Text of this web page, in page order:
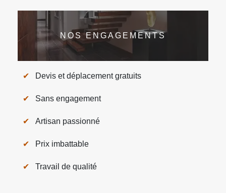
NOS ENGAGEMENTS
Devis et déplacement gratuits
Sans engagement
Artisan passionné
Prix imbattable
Travail de qualité